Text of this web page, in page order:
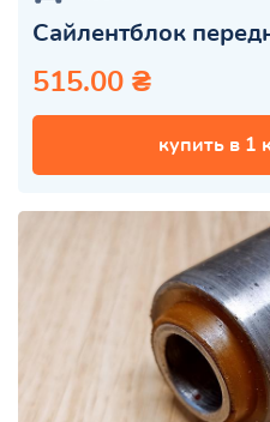
Сайлентблок
515.00 ₴
купить в 1